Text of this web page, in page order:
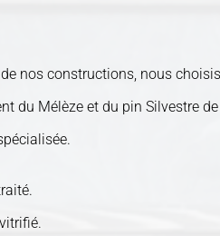
nos constructions, nous
du Mélèze et du pin Silvestre